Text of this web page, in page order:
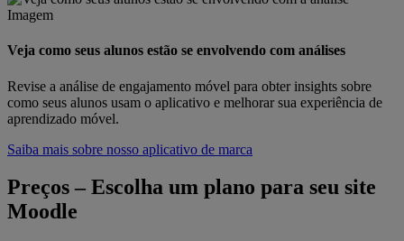
Veja como seus alunos estão se envolvendo com análises
Revise a análise de engajamento móvel para obter insights sobre
como seus alunos usam o aplicativo e melhorar sua experiência de
aprendizado móvel.
Saiba mais sobre nosso aplicativo de marca
Preços – Escolha um plano para seu site
Moodle